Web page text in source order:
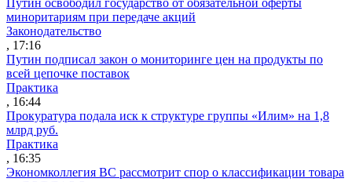
миноритариям при передаче акций
Законодательство
, 17:16
Путин подписал закон о мониторинге цен на продукты по
всей цепочке поставок
Практика
, 16:44
Прокуратура подала иск к структуре группы «Илим» на 1,8
млрд руб.
Практика
, 16:35
Экономколлегия ВС рассмотрит спор о классификации товара